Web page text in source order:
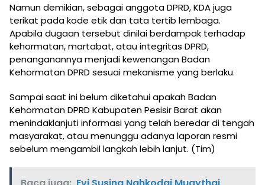
Namun demikian, sebagai anggota DPRD, KDA juga
terikat pada kode etik dan tata tertib lembaga.
Apabila dugaan tersebut dinilai berdampak terhadap
kehormatan, martabat, atau integritas DPRD,
penanganannya menjadi kewenangan Badan
Kehormatan DPRD sesuai mekanisme yang berlaku.
Sampai saat ini belum diketahui apakah Badan
Kehormatan DPRD Kabupaten Pesisir Barat akan
menindaklanjuti informasi yang telah beredar di tengah
masyarakat, atau menunggu adanya laporan resmi
sebelum mengambil langkah lebih lanjut. (Tim)